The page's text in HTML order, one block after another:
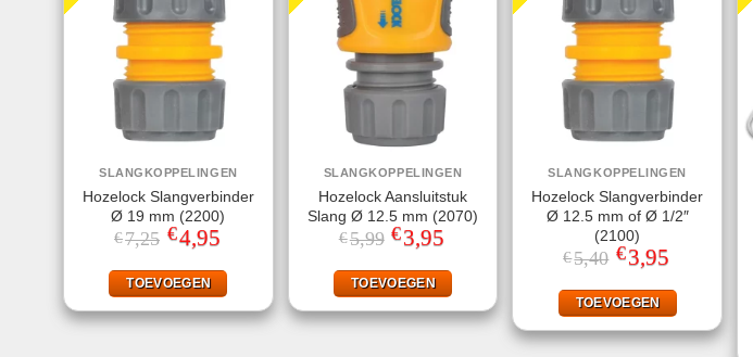
SLANGKOPPELINGEN
Hozelock Slangverbinder
Ø 19 mm (2200)
€7,25 Oorspronkelijke
prijs
€7,25.
€4,95prijs
€4,95.
TOEVOEGEN
SLANGKOPPELINGEN
Hozelock Aansluitstuk
Slang Ø 12.5 mm (2070)
€5,99 Oorspronkelijke
prijs
€5,99.
€3,95
€3,95.
TOEVOEGEN
SLANGKOPPELINGEN
Hozelock Slangverbinder
Ø 12.5 mm of Ø 1/2″
(2100)
€5,40 Oorspronkelijke
prijs
€5,40.
€3,95prijs
€3,95.
TOEVOEGEN